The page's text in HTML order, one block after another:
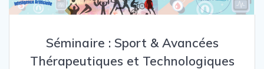
Séminaire : Sport & Avancées
Thérapeutiques et Technologiques